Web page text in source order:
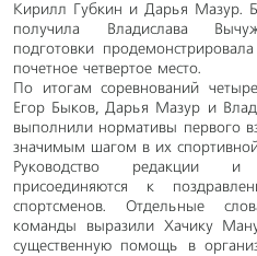
Кирилл Губкин и Дарья Мазур.
получила Владислава
подготовки
почетное четвертое место.
По итогам соревнований
Егор Быков, Дарья Мазур и
выполнили нормативы первого
значимым шагом в их
Руководство редакции и
присоединяются к
спортсменов. Отдельные
команды выразили Хачику
существенную помощь в